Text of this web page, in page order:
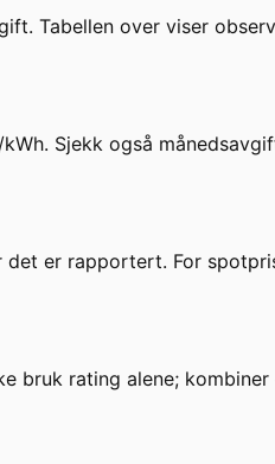
Tabellen over viser
Sjekk også
er rapportert. For
bruk rating alene;